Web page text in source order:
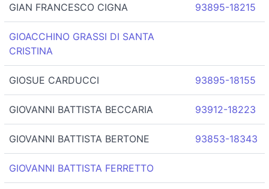
GIAN FRANCESCO CIGNA 93895-18215
GIOACCHINO GRASSI DI SANTA
CRISTINA
GIOSUE CARDUCCI 93895-18155
GIOVANNI BATTISTA BECCARIA 93912-18223
GIOVANNI BATTISTA BERTONE 93853-18343
GIOVANNI BATTISTA FERRETTO